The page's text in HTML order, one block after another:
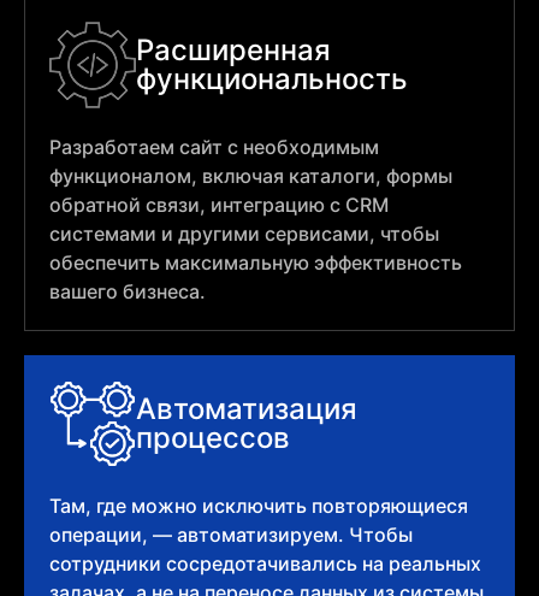
Расширенная
функциональность
Разработаем сайт с необходимым
функционалом, включая каталоги, формы
обратной связи, интеграцию с CRM
системами и другими сервисами, чтобы
обеспечить максимальную эффективность
вашего бизнеса.
Автоматизация
процессов
Там, где можно исключить повторяющиеся
операции, — автоматизируем. Чтобы
сотрудники сосредотачивались на реальных